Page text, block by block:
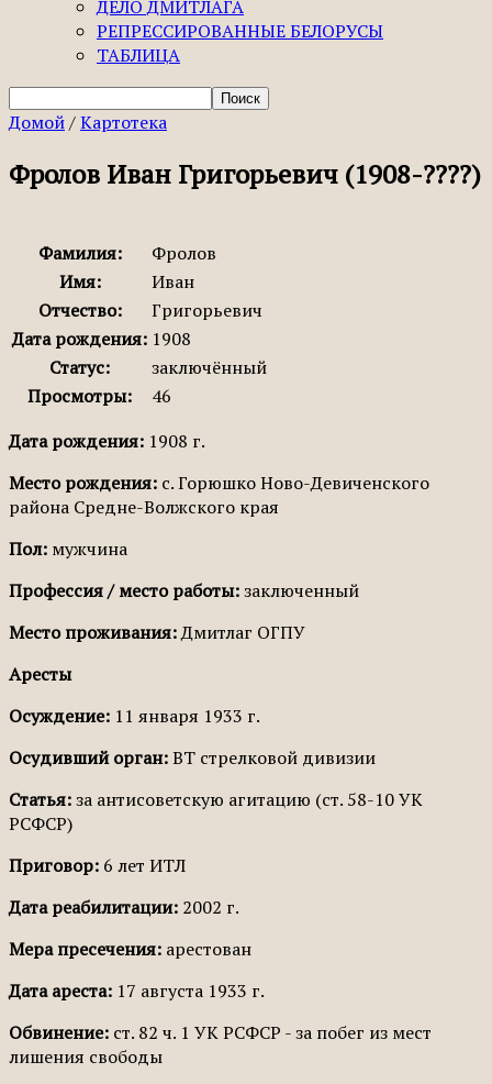
ДЕЛО ДМИТЛАГА
РЕПРЕССИРОВАННЫЕ БЕЛОРУСЫ
ТАБЛИЦА
Домой/Картотека
Фролов Иван Григорьевич (1908-????)
Фамилия:
Фролов
Имя:
Иван
Отчество:
Григорьевич
Дата рождения: 1908
Статус:
заключённый
Просмотры:
46
Дата рождения: 1908 г.
Место рождения: с. Горюшко Ново-Девиченского
района Средне-Волжского края
Пол: мужчина
Профессия / место работы:заключенный
Место проживания:Дмитлаг ОГПУ
Аресты
Осуждение: 11 января 1933 г.
Осудивший орган:ВТ стрелковой дивизии
Статья:за антисоветскую агитацию (ст. 58-10 УК
РСФСР)
Приговор: 6 лет ИТЛ
Дата реабилитации: 2002 г.
Мера пресечения: арестован
Дата ареста: 17 августа 1933 г.
Обвинение: ст. 82 ч. 1 УК РСФСР - за побег из мест
лишения свободы